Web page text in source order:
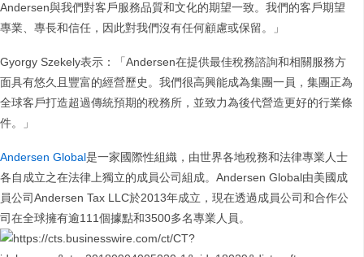
Andersen與我們對客戶服務品質和文化的期望一致。我們的客戶期望
專業、專長和信任，因此對我們沒有任何顧慮或保留。」
Gyorgy Szekely表示：「Andersen在提供最佳稅務諮詢和相關服務方
面具有悠久且豐富的經營歷史。我們很高興能成為集團一員，集團正為
全球客戶打造超過傳統預期的稅務所，並致力為後代營造更好的行業條
件。」
Andersen Global是一家國際性組織，由世界各地稅務和法律專業人士
各自成立之在法律上獨立的成員公司組成。Andersen Global由美國成
員公司Andersen Tax LLC於2013年成立，現在透過成員公司和合作公
司在全球擁有逾111個據點和3500多名專業人員。